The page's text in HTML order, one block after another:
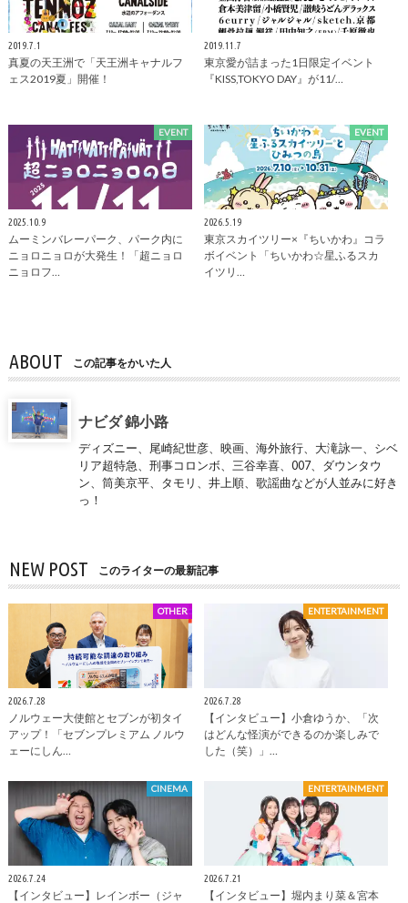
2019.7.1
真夏の天王洲で「天王洲キャナルフ
ェス2019夏」開催！
2019.11.7
東京愛が詰まった1日限定イベント
『KISS,TOKYO DAY』が11/…
EVENT
2025.10.9
ムーミンバレーパーク、パーク内に
ニョロニョロが大発生！「超ニョロ
ニョロフ…
EVENT
2026.5.19
東京スカイツリー×『ちいかわ』コラ
ボイベント「ちいかわ☆星ふるスカ
イツリ…
ABOUT この記事をかいた人
ナビダ 錦小路
ディズニー、尾崎紀世彦、映画、海外旅行、大滝詠一、シベ
リア超特急、刑事コロンボ、三谷幸喜、007、ダウンタウ
ン、筒美京平、タモリ、井上順、歌謡曲などが人並みに好き
っ！
NEW POST このライターの最新記事
OTHER
2026.7.28
ノルウェー大使館とセブンが初タイ
アップ！「セブンプレミアム ノルウ
ェーにしん…
ENTERTAINMENT
2026.7.28
【インタビュー】小倉ゆうか、「次
はどんな怪演ができるのか楽しみで
した（笑）」…
CINEMA
2026.7.24
【インタビュー】レインボー（ジャ
ENTERTAINMENT
2026.7.21
【インタビュー】堀内まり菜＆宮本